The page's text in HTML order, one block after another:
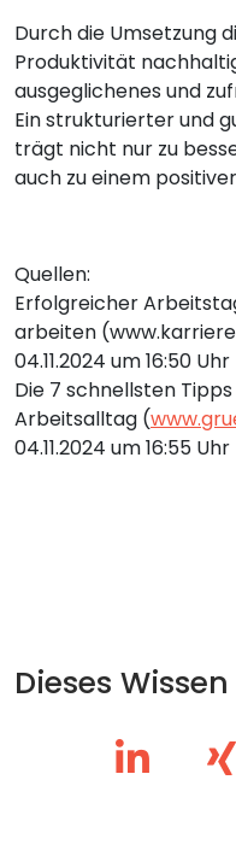
Durch die Umsetzung
Produktivität
ausgeglichenes und
Ein strukturierter und
trägt nicht nur zu
auch zu einem
Quellen:
Erfolgreicher
arbeiten
04.11.2024 um 16:50 Uhr
Die 7 schnellsten
Arbeitsalltag (
04.11.2024 um 16:55 Uhr
Dieses